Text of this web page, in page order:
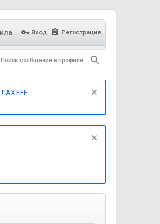
Вход Регистрация
Поиск сообщений в профиле
EFF...